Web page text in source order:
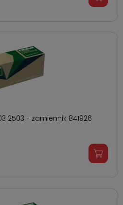
2503 - zamiennik 841926